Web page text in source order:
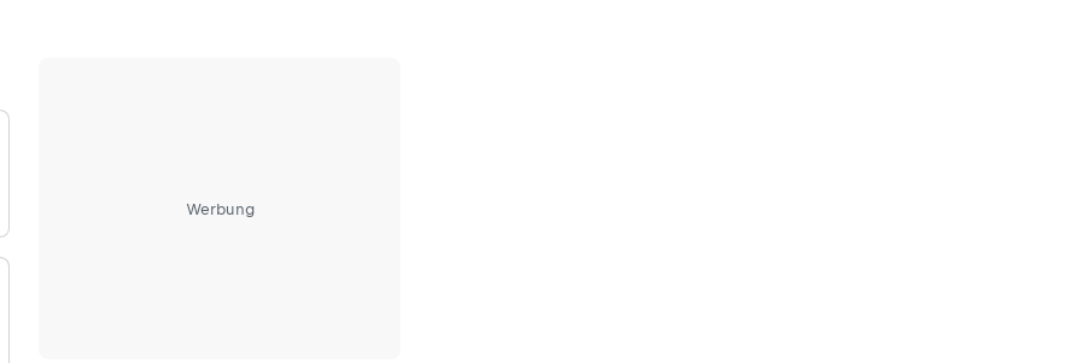
Werbung